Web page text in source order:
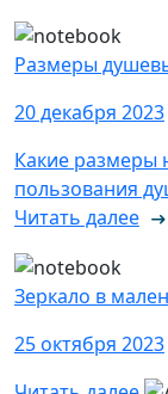
Размеры
20 декабря 2023
Какие размеры
пользования
Читать далее
Зеркало в
25 октября 2023